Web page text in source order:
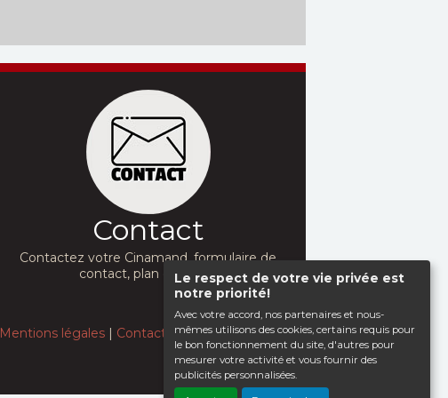
Le respect de votre vie privée est
notre priorité!
Avec votre accord, nos partenaires et nous-
mêmes utilisons des cookies, certains requis pour
le bon fonctionnement du site, d'autres pour
mesurer votre activité et vous fournir des
publicités personnalisées.
Contact
Contactez votre Cinamand, formulaire de
contact, plan d'accès...
Mentions légales| Contact